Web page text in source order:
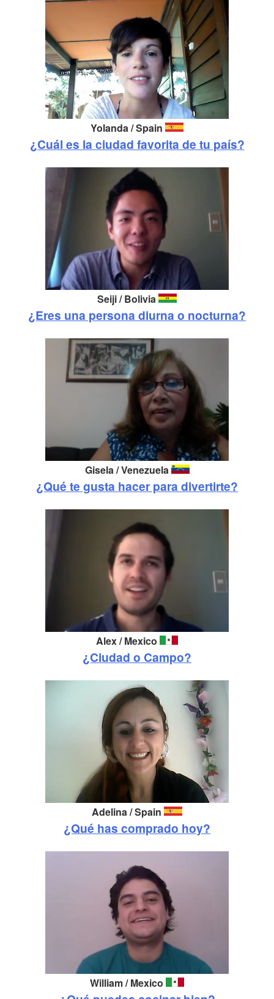
Yolanda / Spain
¿Cuál es la ciudad favorita de tu país?
Seiji / Bolivia
¿Eres una persona diurna o nocturna?
Gisela / Venezuela
¿Qué te gusta hacer para divertirte?
Alex / Mexico
¿Ciudad o Campo?
Adelina /Spain
¿Qué has comprado hoy?
William / Mexico